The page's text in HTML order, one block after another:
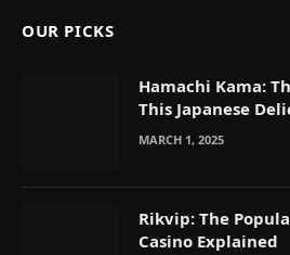
OUR PICKS
Hamachi Kama:
This Japanese
MARCH 1, 2025
Rikvip: The
Casino Explained